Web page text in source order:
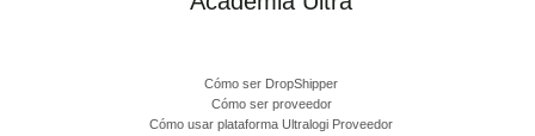
Cómo ser DropShipper
Cómo ser proveedor
Cómo usar plataforma Ultralogi Proveedor